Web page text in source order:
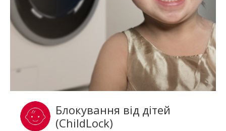
Блокування від дітей
(ChildLock)